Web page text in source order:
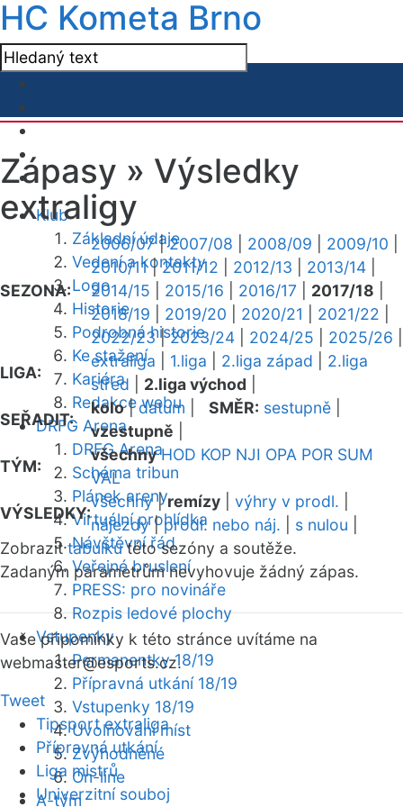
HC Kometa Brno
Klub
Základní údaje
Vedení a kontakty
Logo
Historie
Podrobná historie
Ke stažení
Kariéra
Redakce webu
DRFG Arena
DRFG Arena
Schéma tribun
Plánek areny
Virtuální prohlídka
Návštěvní řád
Veřejné bruslení
PRESS: pro novináře
Rozpis ledové plochy
Vstupenky
Permanentky 18/19
Přípravná utkání 18/19
Vstupenky 18/19
Uvolňování míst
Zvýhodněné
On-line
A-tým
Zápasy » Výsledky
extraligy
SEZONA:
2006/07|2007/08 2008/09 2009/10
2010/11|2011/12 2012/13 2013/14
2014/15
2015/16 2016/17 2017/18
2018/19
2019/20 2020/21 2021/22
2022/23|2023/24 2024/25 2025/26
LIGA:
extraliga 1.liga 2.liga západ
2.liga
střed
2.liga východ
SEŘADIT:
kolo|datum SMĚR: sestupně
vzestupně
TÝM:
všechny HOD KOP NJI OPA POR SUM
VAL
VÝSLEDKY:
všechny|remízy výhry v prodl.
nájezdy|prodl. nebo náj. s nulou
Zobrazittabulkutéto sezóny a soutěže.
Zadaným parametrům nevyhovuje žádný zápas.
Vaše připomínky k této stránce uvítáme na
webmaster@esports.cz.
Tweet
Tipsport extraliga
Přípravná utkání
Liga mistrů
Univerzitní souboj